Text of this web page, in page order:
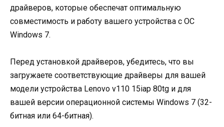
драйверов, которые обеспечат оптимальную
совместимость и работу вашего устройства с ОС
Windows 7.
Перед установкой драйверов, убедитесь, что вы
загружаете соответствующие драйверы для вашей
модели устройства Lenovo v110 15iap 80tg и для
вашей версии операционной системы Windows 7 (32-
битная или 64-битная).